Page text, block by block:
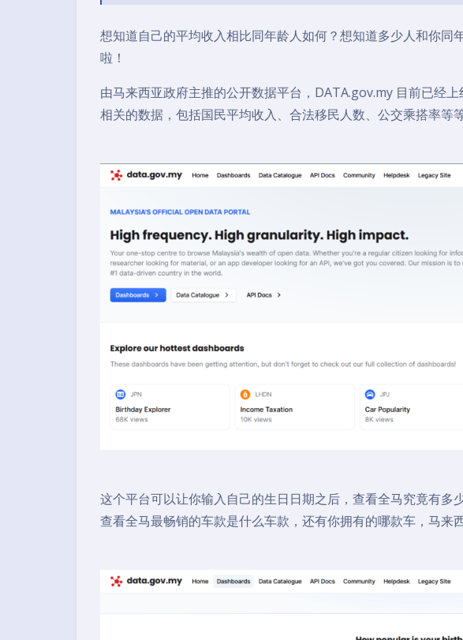
想知道自己的平均收入相比同年龄人如何？想知道多少人和你
啦！
由马来西亚政府主推的公开数据平台，DATA.gov.my 目前已经
相关的数据，包括国民平均收入、合法移民人数、公交乘搭率等
这个平台可以让你输入自己的生日日期之后，查看全马究竟有
查看全马最畅销的车款是什么车款，还有你拥有的哪款车，马来